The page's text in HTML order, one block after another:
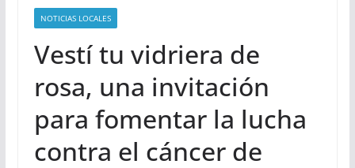
NOTICIAS LOCALES
Vestí tu vidriera de
rosa, una invitación
para fomentar la lucha
contra el cáncer de